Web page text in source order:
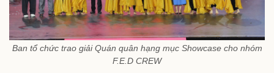
Ban tổ chức trao giải Quán quân hạng mục Showcase cho nhóm
F.E.D CREW